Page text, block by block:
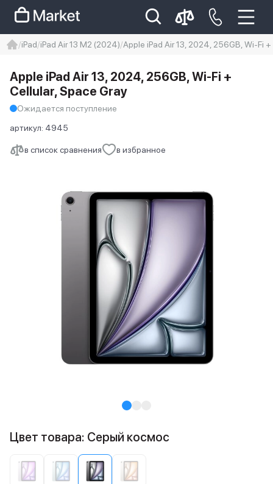
Iphone 14 pro max
айфон 14
iPad iPad Air 13 M2 (2024) Apple iPad Air 13, 2024, 256GB, Wi-Fi
в список сравнения в избранное
Apple iPad Air 13, 2024, 256GB, Wi-Fi +
Cellular, Space Gray
Ожидается поступление
артикул: 4945
Цвет товара: Серый космос